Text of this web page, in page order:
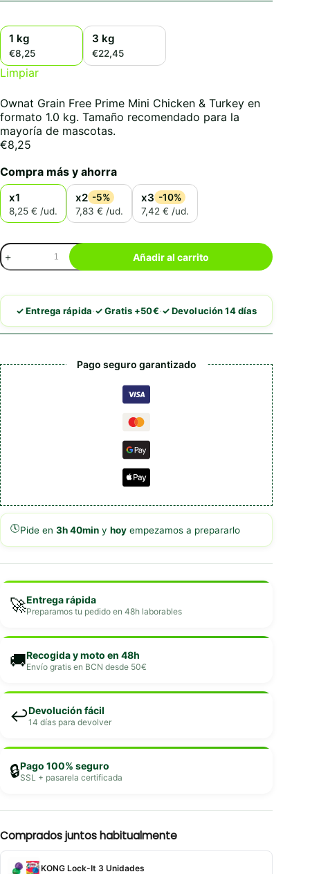
1 kg
€8,25
3 kg
€22,45
Limpiar
Ownat Grain Free Prime Mini Chicken & Turkey en
formato 1.0 kg. Tamaño recomendado para la
mayoría de mascotas.
€8,25
Compra más y ahorra
x1
8,25 € /ud.
x2 -5%
7,83 € /ud.
x3 -10%
7,42 € /ud.
Ownat
Grain
Free
Mini
Chicken
&
Añadir al carrito
✓ Entrega rápida·✓ Gratis +50€·✓ Devolución 14 días
Pago seguro garantizado
🕔Pide en 3h 40min y hoy empezamos a prepararlo
🚀Entrega rápida
Preparamos tu pedido en 48h laborables
🚚Recogida y moto en 48h
Envío gratis en BCN desde 50€
↩️Devolución fácil
14 días para devolver
🔒Pago 100% seguro
SSL + pasarela certificada
Comprados juntos habitualmente
KONG Lock-It 3 Unidades